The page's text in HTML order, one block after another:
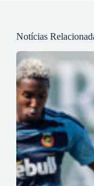
Notícias